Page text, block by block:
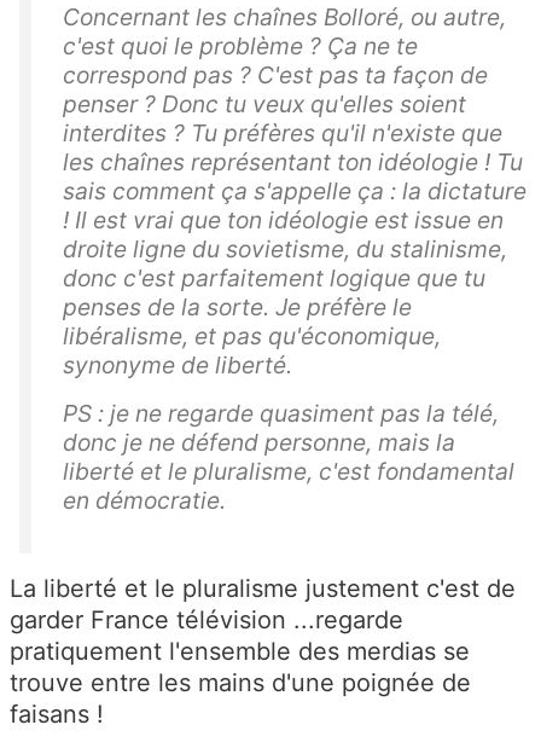
Concernant les chaînes Bolloré, ou autre,
c'est quoi le problème ? Ça ne te
correspond pas ? C'est pas ta façon de
penser ? Donc tu veux qu'elles soient
interdites ? Tu préfères qu'il n'existe que
les chaînes représentant ton idéologie ! Tu
sais comment ça s'appelle ça : la dictature
! Il est vrai que ton idéologie est issue en
droite ligne du sovietisme, du stalinisme,
donc c'est parfaitement logique que tu
penses de la sorte. Je préfère le
libéralisme, et pas qu'économique,
synonyme de liberté.
PS : je ne regarde quasiment pas la télé,
donc je ne défend personne, mais la
liberté et le pluralisme, c'est fondamental
en démocratie.
La liberté et le pluralisme justement c'est de
garder France télévision ...regarde
pratiquement l'ensemble des merdias se
trouve entre les mains d'une poignée de
faisans !